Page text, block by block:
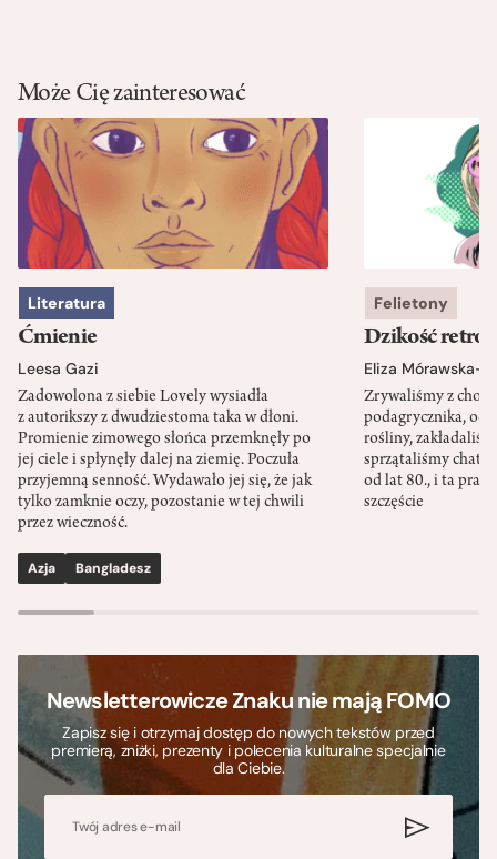
Może Cię zainteresować
Literatura
Ćmienie
Leesa Gazi
Zadowolona z siebie Lovely wysiadła
z autorikszy z dwudziestoma taka w dłoni.
Promienie zimowego słońca przemknęły po
jej ciele i spłynęły dalej na ziemię. Poczuła
przyjemną senność. Wydawało jej się, że jak
tylko zamknie oczy, pozostanie w tej chwili
przez wieczność.
Azja Bangladesz
Felietony
Dzikość retro
Eliza Mórawska-
Zrywaliśmy z
podagrycznika,
rośliny,
sprzątaliśmy
od lat 80., i ta
szczęście
Newsletterowicze Znaku nie mają FOMO
Zapisz się i otrzymaj dostęp do nowych tekstów przed
premierą, zniżki, prezenty i polecenia kulturalne specjalnie
dla Ciebie.